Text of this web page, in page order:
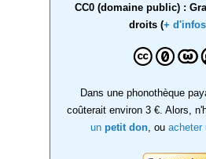
CC0 (domaine public) :
droits (+
Dans une phonothèque
coûterait environ 3 €. Alors,
un petit don , ou acheter